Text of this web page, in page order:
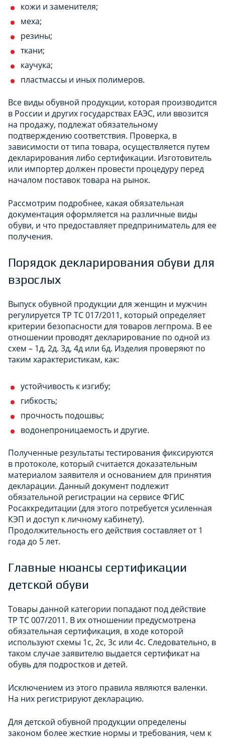
кожи и заменителя;
меха;
резины;
ткани;
каучука;
пластмассы и иных полимеров.
Все виды обувной продукции, которая производится
в России и других государствах ЕАЭС, или ввозится
на продажу, подлежат обязательному
подтверждению соответствия. Проверка, в
зависимости от типа товара, осуществляется путем
декларирования либо сертификации. Изготовитель
или импортер должен провести процедуру перед
началом поставок товара на рынок.
Рассмотрим подробнее, какая обязательная
документация оформляется на различные виды
обуви, и что предоставляет предприниматель для ее
получения.
Порядок декларирования обуви для
взрослых
Выпуск обувной продукции для женщин и мужчин
регулируется ТР ТС 017/2011, который определяет
критерии безопасности для товаров легпрома. В ее
отношении проводят декларирование по одной из
схем – 1д, 2д. 3д, 4д или 6д. Изделия проверяют по
таким характеристикам, как:
устойчивость к изгибу;
гибкость;
прочность подошвы;
водонепроницаемость и другие.
Полученные результаты тестирования фиксируются
в протоколе, который считается доказательным
материалом заявителя и основанием для принятия
декларации. Данный документ подлежит
обязательной регистрации на сервисе ФГИС
Росаккредитации (для этого потребуется усиленная
КЭП и доступ к личному кабинету).
Продолжительность его действия составляет от 1
года до 5 лет.
Главные нюансы сертификации
детской обуви
Товары данной категории попадают под действие
ТР ТС 007/2011. В их отношении предусмотрена
обязательная сертификация, в ходе которой
используют схемы 1с, 2с, 3с или 4с. Следовательно, в
таком случае заявителю выдается сертификат на
обувь для подростков и детей.
Исключением из этого правила являются валенки.
На них регистрируют декларацию.
Для детской обувной продукции определены
законом более жесткие нормы и требования, чем к